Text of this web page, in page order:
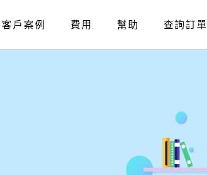
客戶案例 費用 幫助 查詢訂單